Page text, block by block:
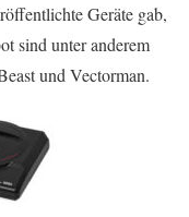
Geräte gab,
sind unter anderem
und Vectorman.